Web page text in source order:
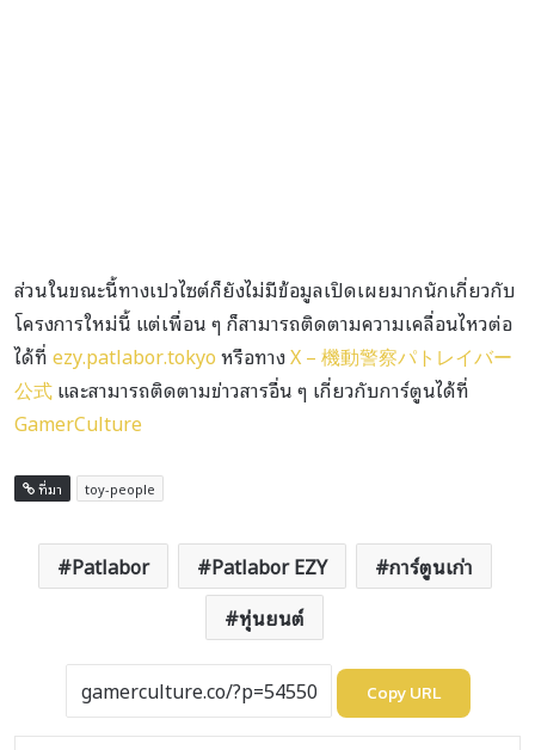
ส่วนในขณะนี้ทางเปวไซต์ก็ยังไม่มีข้อมูลเปิดเผยมากนักเกี่ยวกับ
โครงการใหม่นี้ แต่เพื่อน ๆ ก็สามารถติดตามความเคลื่อนไหวต่อ
ได้ที่ezy.patlabor.tokyoหรือทางX – 機動警察パトレイバー
公式และสามารถติดตามข่าวสารอื่น ๆ เกี่ยวกับการ์ตูนได้ที่
GamerCulture
ที่มา toy-people
Patlabor Patlabor EZY
การ์ตูนเก่า
หุ่นยนต์
Copy URL